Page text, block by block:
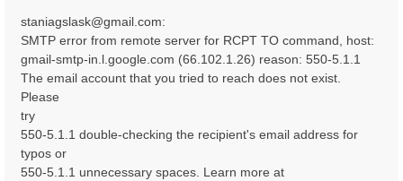
staniagslask@gmail.com:
SMTP error from remote server for RCPT TO command, host:
gmail-smtp-in.l.google.com (66.102.1.26) reason: 550-5.1.1
The email account that you tried to reach does not exist.
Please
try
550-5.1.1 double-checking the recipient's email address for
typos or
550-5.1.1 unnecessary spaces. Learn more at